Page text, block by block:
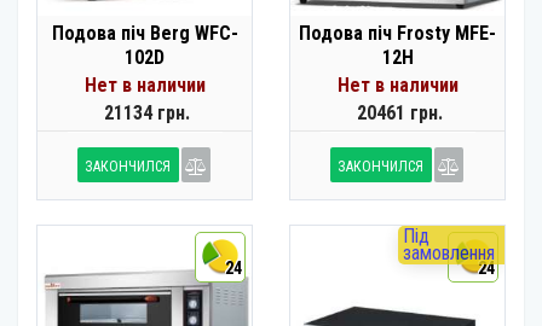
Подова піч Berg WFC-
102D
Нет в наличии
21134 грн.
ЗАКОНЧИЛСЯ
Подова піч Frosty MFE-
12H
Нет в наличии
20461 грн.
ЗАКОНЧИЛСЯ
24
Під
замовлення
24